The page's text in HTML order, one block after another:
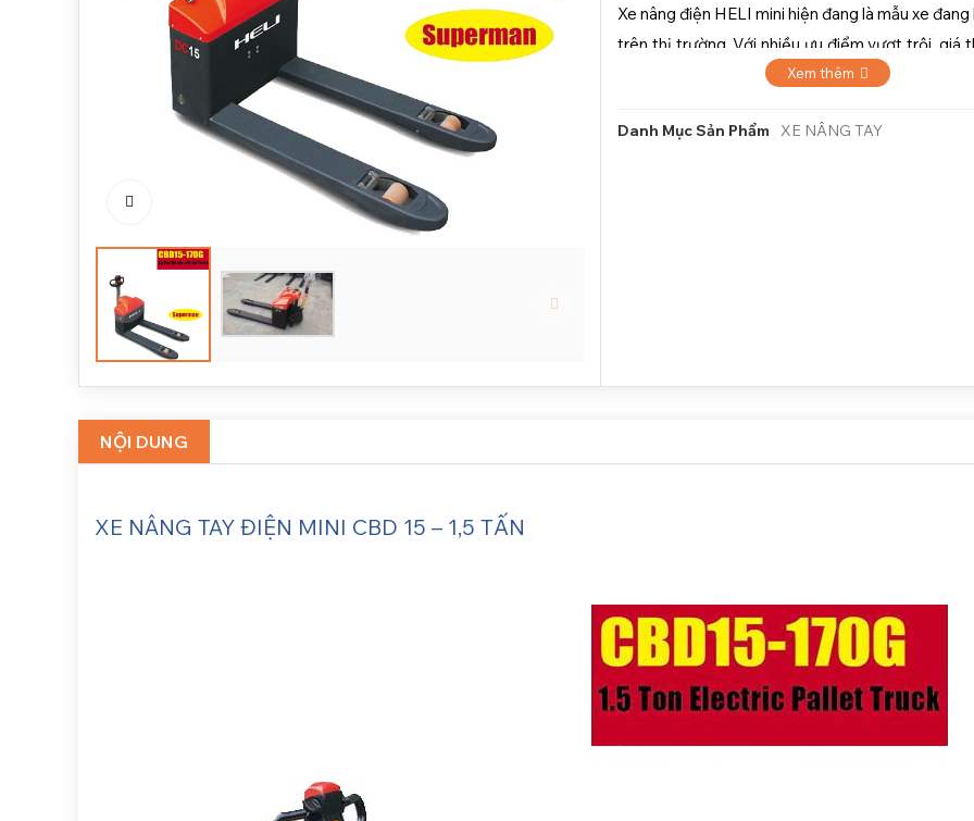
Xe nâng điện HELI mini hiện đang là mẫu xe
trên thị trường. Với nhiều ưu điểm vượt trội, giá
lí. Xe hoạt động bền bỉ , thân thiện với môi trường.
Xem thêm
Danh Mục Sản Phẩm XE NÂNG TAY
NỘI DUNG
XE NÂNG TAY ĐIỆN MINI CBD 15 – 1,5 TẤN